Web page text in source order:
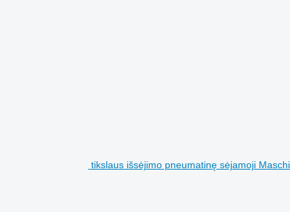
tikslaus išsėjimo pneumatinę sėjamoji